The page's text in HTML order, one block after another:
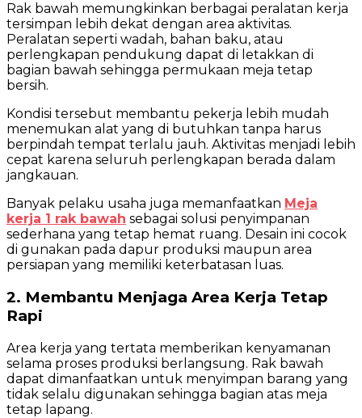
Rak bawah memungkinkan berbagai peralatan kerja
tersimpan lebih dekat dengan area aktivitas.
Peralatan seperti wadah, bahan baku, atau
perlengkapan pendukung dapat di letakkan di
bagian bawah sehingga permukaan meja tetap
bersih.
Kondisi tersebut membantu pekerja lebih mudah
menemukan alat yang di butuhkan tanpa harus
berpindah tempat terlalu jauh. Aktivitas menjadi lebih
cepat karena seluruh perlengkapan berada dalam
jangkauan.
Banyak pelaku usaha juga memanfaatkan Meja
kerja 1 rak bawah sebagai solusi penyimpanan
sederhana yang tetap hemat ruang. Desain ini cocok
di gunakan pada dapur produksi maupun area
persiapan yang memiliki keterbatasan luas.
2. Membantu Menjaga Area Kerja Tetap
Rapi
Area kerja yang tertata memberikan kenyamanan
selama proses produksi berlangsung. Rak bawah
dapat dimanfaatkan untuk menyimpan barang yang
tidak selalu digunakan sehingga bagian atas meja
tetap lapang.